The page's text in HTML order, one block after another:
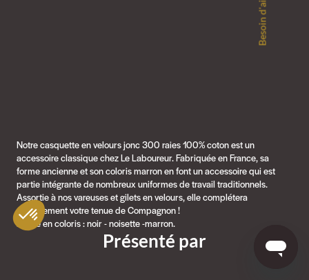
Notre casquette en velours jonc 300 raies 100% coton est un
accessoire classique chez Le Laboureur. Fabriquée en France, sa
forme ancienne et son coloris marron en font un accessoire qui est
partie intégrante de nombreux uniformes de travail traditionnels.
Assortie à nos vareuses et gilets en velours, elle complétera
parfaitement votre tenue de Compagnon !
Existe en coloris : noir - noisette -marron.
Présenté par
Besoin d'aide ?